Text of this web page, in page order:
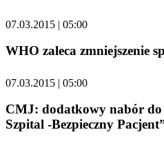
07.03.2015 | 05:00
WHO zaleca zmniejszenie
07.03.2015 | 05:00
CMJ: dodatkowy nabór do
Szpital -Bezpieczny